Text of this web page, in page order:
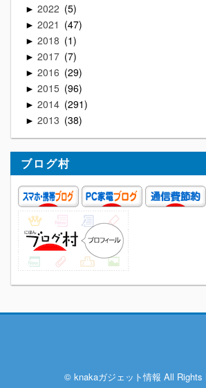
► 2022 5
► 2021 47
► 2018 1
► 2017 7
► 2016 29
► 2015 96
► 2014 291
► 2013 38
ブログ村
© knakaガジェット情報 All Rights